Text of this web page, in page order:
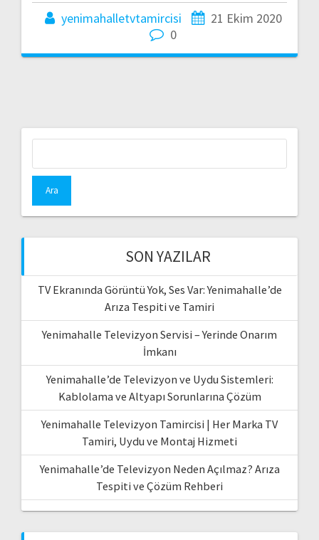
yenimahalletvtamircisi
21 Ekim 2020
0
SON YAZILAR
TV Ekranında Görüntü Yok, Ses Var: Yenimahalle’de
Arıza Tespiti ve Tamiri
Yenimahalle Televizyon Servisi – Yerinde Onarım
İmkanı
Yenimahalle’de Televizyon ve Uydu Sistemleri:
Kablolama ve Altyapı Sorunlarına Çözüm
Yenimahalle Televizyon Tamircisi | Her Marka TV
Tamiri, Uydu ve Montaj Hizmeti
Yenimahalle’de Televizyon Neden Açılmaz? Arıza
Tespiti ve Çözüm Rehberi